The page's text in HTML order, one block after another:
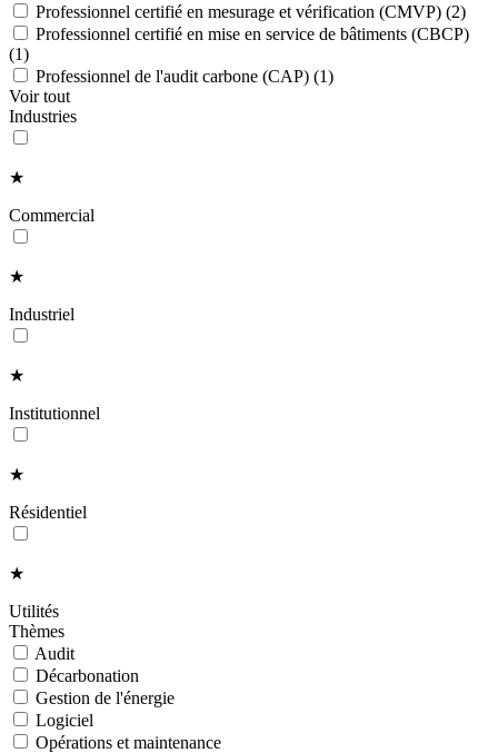
Professionnel certifié en mesurage et vérification (CMVP) (2)
Professionnel certifié en mise en service de bâtiments (CBCP)
(1)
Professionnel de l'audit carbone (CAP) (1)
Voir tout
Industries
★
Commercial
★
Industriel
★
Institutionnel
★
Résidentiel
★
Utilités
Thèmes
Audit
Décarbonation
Gestion de l'énergie
Logiciel
Opérations et maintenance